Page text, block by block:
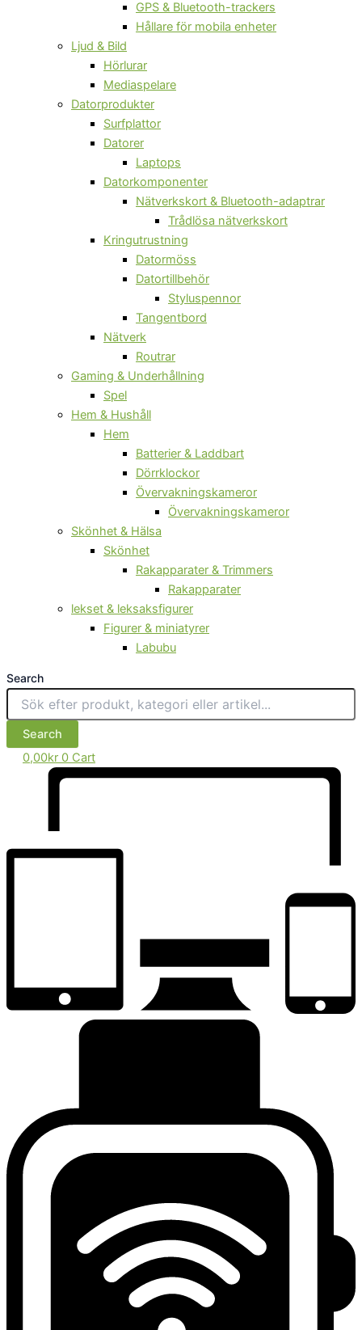
GPS & Bluetooth-trackers
Hållare för mobila enheter
Ljud & Bild
Hörlurar
Mediaspelare
Datorprodukter
Surfplattor
Datorer
Laptops
Datorkomponenter
Nätverkskort & Bluetooth-adaptrar
Trådlösa nätverkskort
Kringutrustning
Datormöss
Datortillbehör
Styluspennor
Tangentbord
Nätverk
Routrar
Gaming & Underhållning
Spel
Hem & Hushåll
Hem
Batterier & Laddbart
Dörrklockor
Övervakningskameror
Övervakningskameror
Skönhet & Hälsa
Skönhet
Rakapparater & Trimmers
Rakapparater
lekset & leksaksfigurer
Figurer & miniatyrer
Labubu
Search
Search
0,00kr 0 Cart